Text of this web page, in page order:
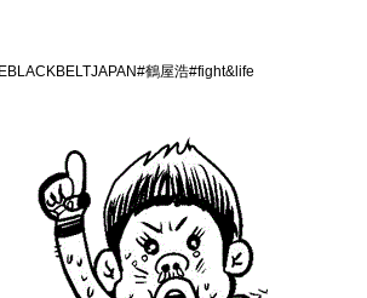
鶴屋浩#fight&life